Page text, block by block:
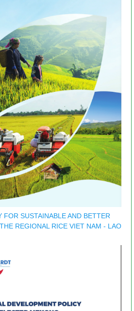
FOR SUSTAINABLE AND BETTER
REGIONAL RICE VIET NAM - LAO